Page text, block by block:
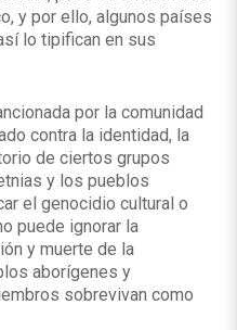
y por ello, algunos países
lo tipifican en sus
por la comunidad
contra la identidad, la
de ciertos grupos
y los pueblos
el genocidio cultural o
puede ignorar la
y muerte de la
aborígenes y
sobrevivan como